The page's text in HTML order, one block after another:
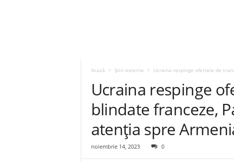
Acasă Știri externe Ucraina respinge ofertele de
Ucraina respinge
blindate franceze,
atenția spre
noiembrie 14, 2023 0